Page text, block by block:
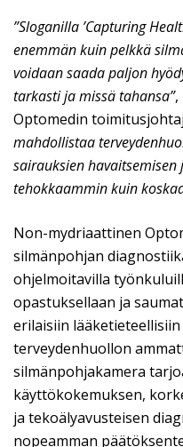
”Sloganilla ’Capturing
enemmän kuin pelkkä
voidaan saada paljon
tarkasti ja missä tahansa”,
Optomedin
mahdollistaa
sairauksien
tehokkaammin kuin
Non-mydriaattinen
silmänpohjan
ohjelmoitavilla
opastuksellaan ja
erilaisiin
terveydenhuollon
silmänpohjakamera
käyttökokemuksen,
ja tekoälyavusteisen
nopeamman